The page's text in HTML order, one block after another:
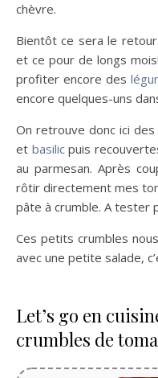
chèvre.
Bientôt ce sera le
et ce pour de longs
profiter encore des
encore quelques-uns
On retrouve donc ici des
et basilicpuis
au parmesan. Après
rôtir directement mes
pâte à crumble. A tester
Ces petits crumbles
avec une petite salade,
Let’s go en
crumbles de